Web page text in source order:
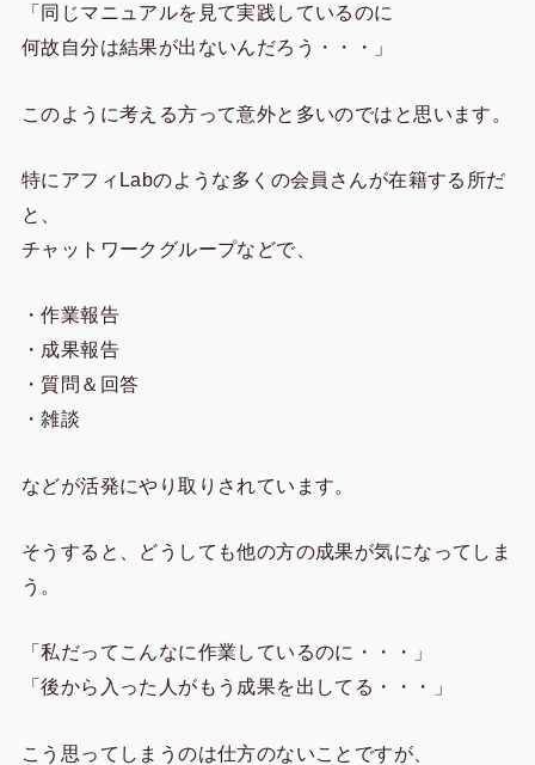
「同じマニュアルを見て実践しているのに
何故自分は結果が出ないんだろう・・・」
このように考える方って意外と多いのではと思います。
特にアフィLabのような多くの会員さんが在籍する所だ
と、
チャットワークグループなどで、
・作業報告
・成果報告
・質問＆回答
・雑談
などが活発にやり取りされています。
そうすると、どうしても他の方の成果が気になってしま
う。
「私だってこんなに作業しているのに・・・」
「後から入った人がもう成果を出してる・・・」
こう思ってしまうのは仕方のないことですが、